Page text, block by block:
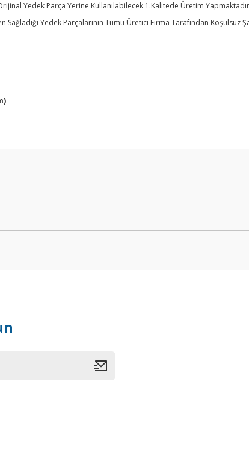
Yedek Parça Yerine Kullanılabilecek 1.Kalitede Üretim
Sağladığı Yedek Parçalarının Tümü Üretici Firma Tarafından